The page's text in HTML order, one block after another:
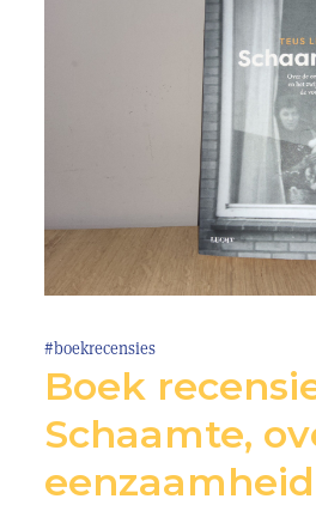
#boekrecensies
Boek
Schaamte,